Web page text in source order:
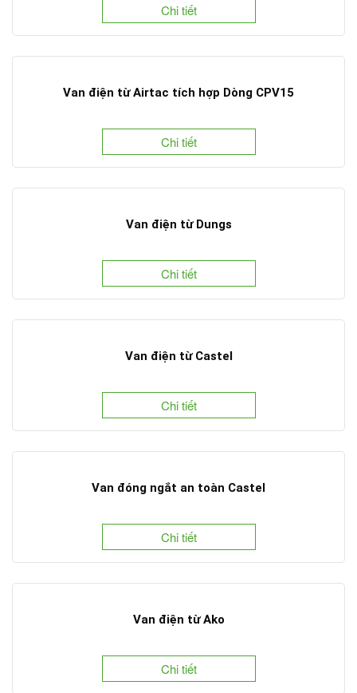
Chi tiết
Van điện từ Airtac tích hợp Dòng CPV15
Chi tiết
Van điện từ Dungs
Chi tiết
Van điện từ Castel
Chi tiết
Van đóng ngắt an toàn Castel
Chi tiết
Van điện từ Ako
Chi tiết